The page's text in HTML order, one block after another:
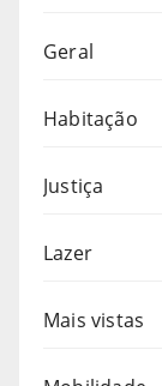
Geral
Habitação
Justiça
Lazer
Mais vistas